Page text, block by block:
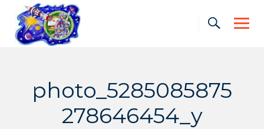
content
photo_5285085875
278646454_y